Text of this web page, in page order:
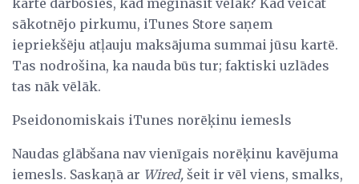
karte darbosies, kad mēģināsit vēlāk? Kad veicat
sākotnējo pirkumu, iTunes Store saņem
iepriekšēju atļauju maksājuma summai jūsu kartē.
Tas nodrošina, ka nauda būs tur; faktiski uzlādes
tas nāk vēlāk.
Pseidonomiskais iTunes norēķinu iemesls
Naudas glābšana nav vienīgais norēķinu kavējuma
iemesls. Saskaņā ar Wired, šeit ir vēl viens, smalks,